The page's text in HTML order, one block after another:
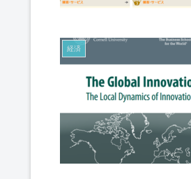
経済